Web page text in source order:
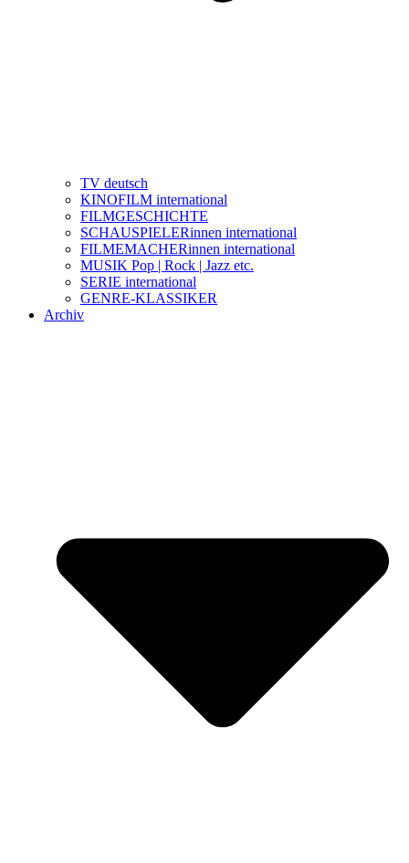
TV deutsch
KINOFILM international
FILMGESCHICHTE
SCHAUSPIELERinnen international
FILMEMACHERinnen international
MUSIK Pop | Rock | Jazz etc.
SERIE international
GENRE-KLASSIKER
Archiv